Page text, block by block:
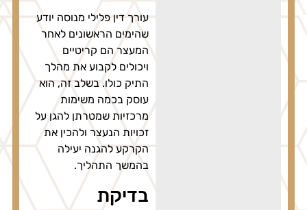
עורך דין פלילי מנוסה יודע
שהימים הראשונים לאחר
המעצר הם קריטיים
ויכולים לקבוע את מהלך
התיק כולו. בשלב זה, הוא
עוסק בכמה משימות
מרכזיות שמטרתן להגן על
זכויות הנעצר ולהכין את
הקרקע להגנה יעילה
בהמשך התהליך.
בדיקת